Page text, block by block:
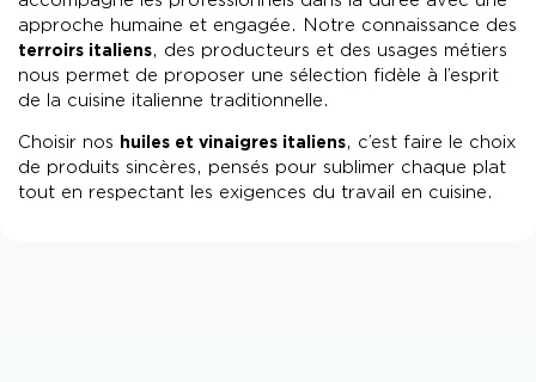
approche humaine et engagée. Notre connaissance des
terroirs italiens, des producteurs et des usages métiers
nous permet de proposer une sélection fidèle à l’esprit
de la cuisine italienne traditionnelle.
Choisir nos huiles et vinaigres italiens, c’est faire le choix
de produits sincères, pensés pour sublimer chaque plat
tout en respectant les exigences du travail en cuisine.